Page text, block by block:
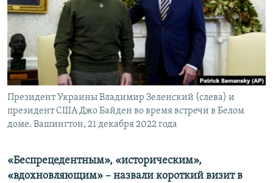
КРЫМ.НЕПОКОРЕННЫЙ
ELIFBE
УКРАИНСКАЯ ПРОБЛЕМА КРЫМА
Все сайты RFE/RL
Президент Украины Владимир Зеленский (слева) и
президент США Джо Байден во время встречи в Белом
доме. Вашингтон, 21 декабря 2022 года
«Беспрецедентным», «историческим»,
«вдохновляющим» – назвали короткий визит в